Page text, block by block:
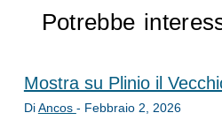
Potrebbe
Mostra su Plinio il
DiAncos - Febbraio 2, 2026